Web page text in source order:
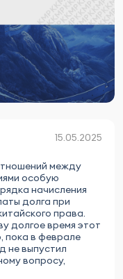
15.05.2025
между
особую
начисления
долга при
права.
долгое время этот
пока в феврале
не выпустил
вопросу,